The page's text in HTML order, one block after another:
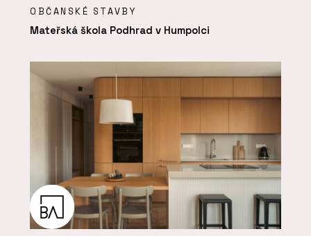
OBČANSKÉ STAVBY
Mateřská škola Podhrad v Humpolci